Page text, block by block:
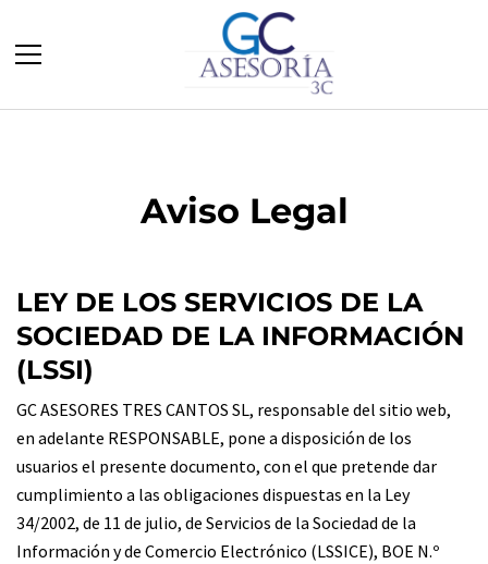
Aviso Legal
LEY DE LOS SERVICIOS DE LA
SOCIEDAD DE LA INFORMACIÓN
(LSSI)
GC ASESORES TRES CANTOS SL, responsable del sitio web,
en adelante RESPONSABLE, pone a disposición de los
usuarios el presente documento, con el que pretende dar
cumplimiento a las obligaciones dispuestas en la Ley
34/2002, de 11 de julio, de Servicios de la Sociedad de la
Información y de Comercio Electrónico (LSSICE), BOE N.º